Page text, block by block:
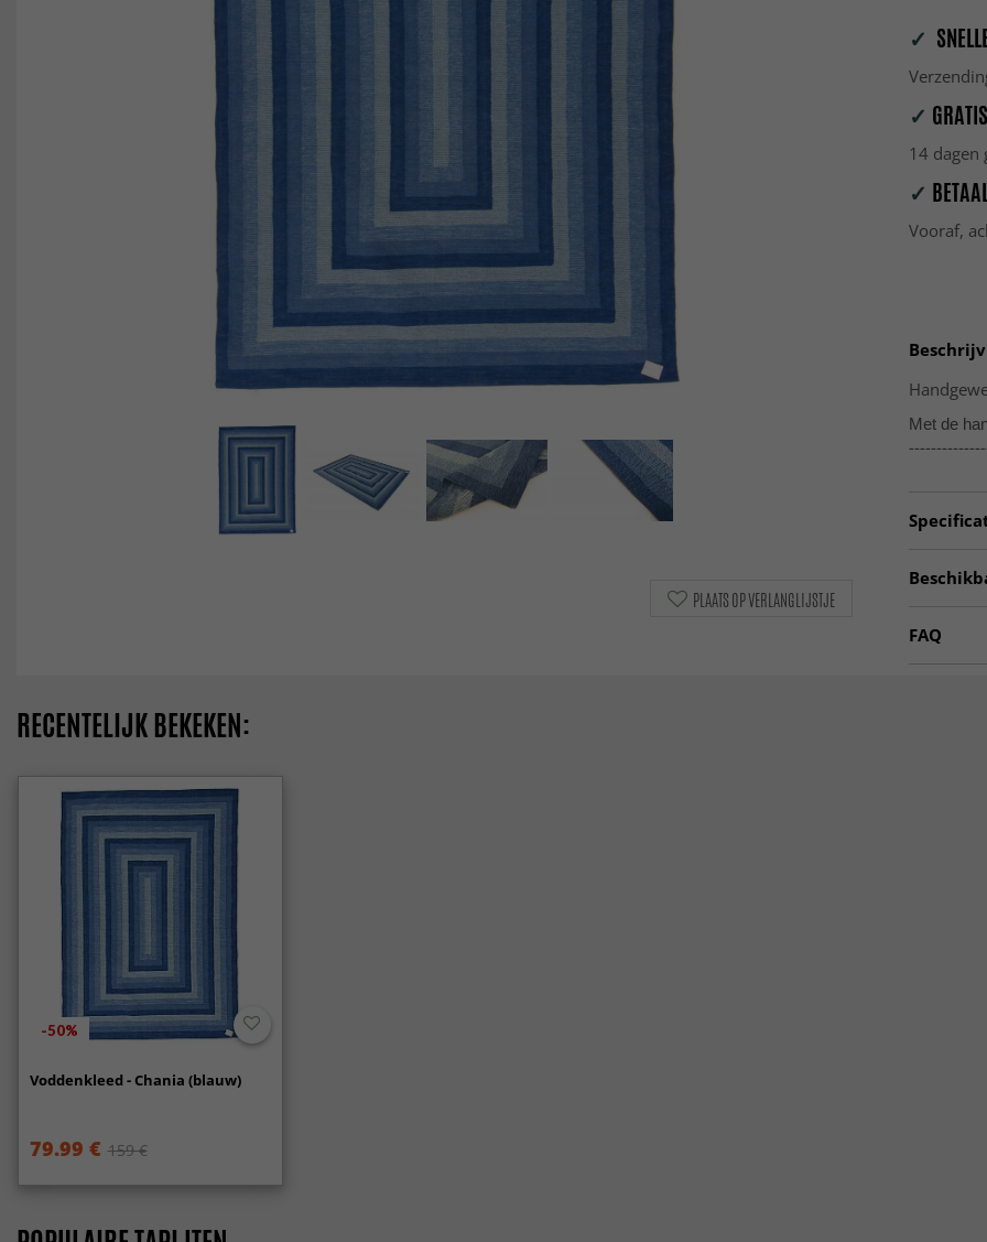
✓
✓
14 dagen
✓
Vooraf,
Met de
FAQ
PLAATS OP VERLANGLIJSTJE
RECENTELIJK BEKEKEN:
-50%
Voddenkleed - Chania (blauw)
79.99 € 159 €